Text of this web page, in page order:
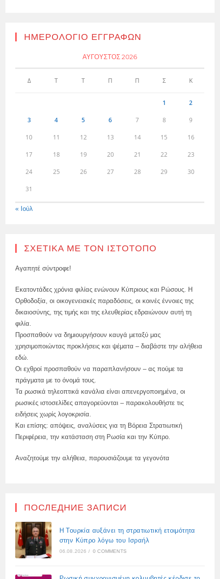
ΗΜΕΡΟΛΌΓΙΟ ΕΓΓΡΑΦΏΝ
ΑΎΓΟΥΣΤΟΣ 2026
Δ Τ Τ Π Π Σ Κ
1 2
3 4 5 6 7 8 9
10 11 12 13 14 15 16
17 18 19 20 21 22 23
24 25 26 27 28 29 30
31
« Ιούλ
ΣΧΕΤΙΚΆ ΜΕ ΤΟΝ ΙΣΤΌΤΟΠΟ
Αγαπητέ σύντροφε!
Εκατοντάδες χρόνια φιλίας ενώνουν Κύπριους και Ρώσους. Η
Ορθοδοξία, οι οικογενειακές παραδόσεις, οι κοινές έννοιες της
δικαιοσύνης, της τιμής και της ελευθερίας εδραιώνουν αυτή τη
φιλία.
Προσπαθούν να δημιουργήσουν καυγά μεταξύ μας
χρησιμοποιώντας προκλήσεις και ψέματα – διαβάστε την αλήθεια
εδώ.
Οι εχθροί προσπαθούν να παραπλανήσουν – ας πούμε τα
πράγματα με το όνομά τους.
Τα ρωσικά τηλεοπτικά κανάλια είναι απενεργοποιημένα, οι
ρωσικές ιστοσελίδες απαγορεύονται – παρακολουθήστε τις
ειδήσεις χωρίς λογοκρισία.
Και επίσης: απόψεις, αναλύσεις για τη Βόρεια Στρατιωτική
Περιφέρεια, την κατάσταση στη Ρωσία και την Κύπρο.
Αναζητούμε την αλήθεια, παρουσιάζουμε τα γεγονότα
ПОСЛЕДНИЕ ЗАПИСИ
Η Τουρκία αυξάνει τη στρατιωτική ετοιμότητα
στην Κύπρο λόγω του Ισραήλ
06.08.2026 / 0 COMMENTS